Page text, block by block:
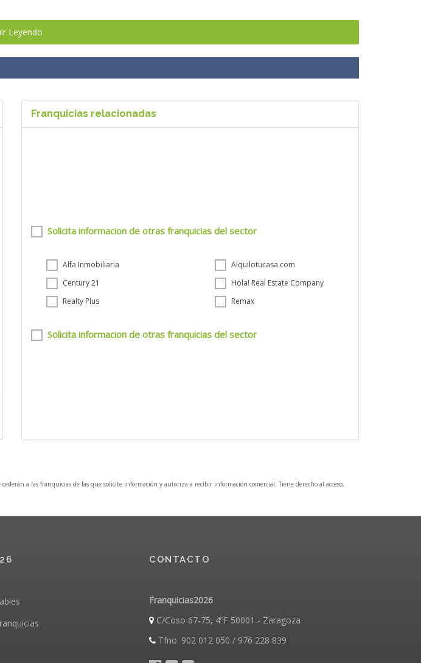
atenderemos de manera profesional, para que su inversión sea un éxito de gran
Leyendo
Franquicias relacionadas
Solicita informacion de otras franquicias del sector
Alfa Inmobiliaria
Alquilotucasa.com
Century 21
Hola! Real Estate Company
Realty Plus
Remax
Solicita informacion de otras franquicias del sector
a las franquicias de las que solicite información y autoriza a recibir información comercial. Tiene derecho al acceso,
CONTACTO
Franquicias2026
C/Coso 67-75, 4ºF 50001 - Zaragoza
Tfno. 902 012 050 / 976 228 839